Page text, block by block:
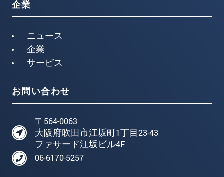
企業
ニュース
企業
サービス
お問い合わせ
〒564-0063
大阪府吹田市江坂町1丁目23-43
ファサード江坂ビル4F
06-6170-5257